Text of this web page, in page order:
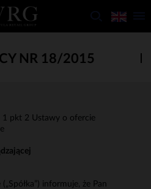
NR 18/2015
1 pkt 2 Ustawy o ofercie
informuje, że Pan